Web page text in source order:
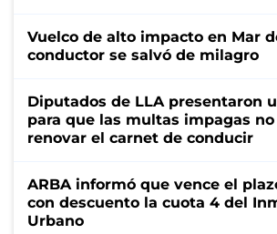
Vuelco de alto impacto en Mar
conductor se salvó de milagro
Diputados de LLA presentaron
para que las multas impagas
renovar el carnet de conducir
ARBA informó que vence el
con descuento la cuota 4 del
Urbano